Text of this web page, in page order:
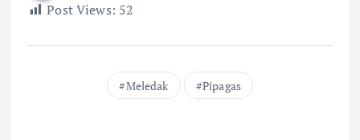
Post Views: 52
Meledak Pipagas